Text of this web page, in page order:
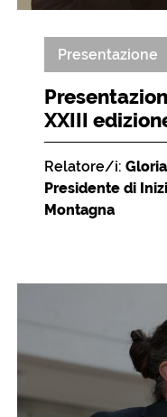
Presentazione
XXIII
Relatore/i:
Presidente di
Montagna